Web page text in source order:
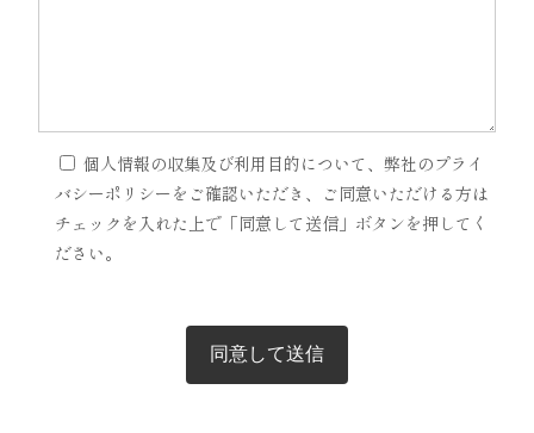
個人情報の収集及び利用目的について、弊社のプライ
バシーポリシーをご確認いただき、ご同意いただける方は
チェックを入れた上で「同意して送信」ボタンを押してく
ださい。